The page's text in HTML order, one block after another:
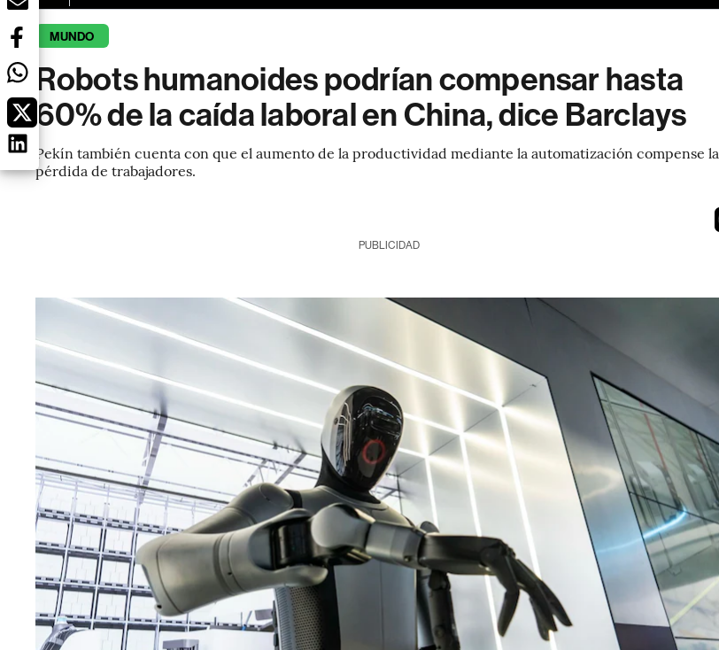
MUNDO
Robots humanoides podrían compensar hasta
60% de la caída laboral en China, dice Barclays
Pekín también cuenta con que el aumento de la productividad mediante la automatización compense la
pérdida de trabajadores.
PUBLICIDAD